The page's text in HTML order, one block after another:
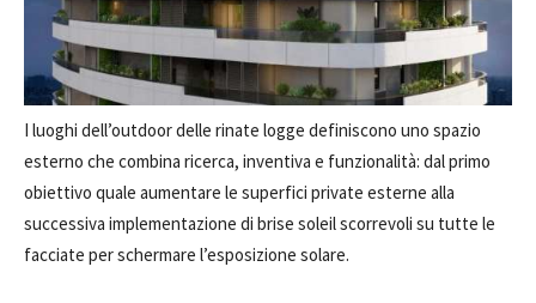
I luoghi dell’outdoor delle rinate logge definiscono uno spazio
esterno che combina ricerca, inventiva e funzionalità: dal primo
obiettivo quale aumentare le superfici private esterne alla
successiva implementazione di brise soleil scorrevoli su tutte le
facciate per schermare l’esposizione solare.